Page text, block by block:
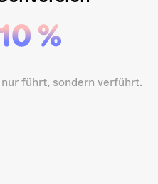
führt, sondern verführt.